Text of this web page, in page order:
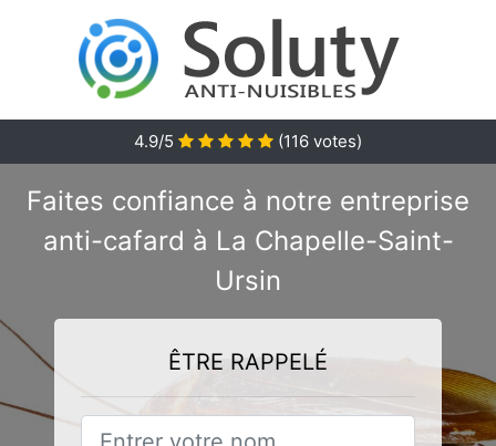
4.9/5 (116 votes)
Faites confiance à notre entreprise
anti-cafard à La Chapelle-Saint-
Ursin
ÊTRE RAPPELÉ